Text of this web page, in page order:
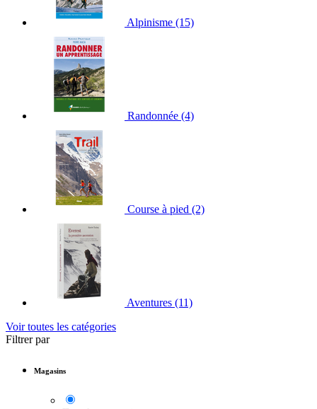
Alpinisme (15)
Randonnée (4)
Course à pied (2)
Aventures (11)
Voir toutes les catégories
Filtrer par
Magasins